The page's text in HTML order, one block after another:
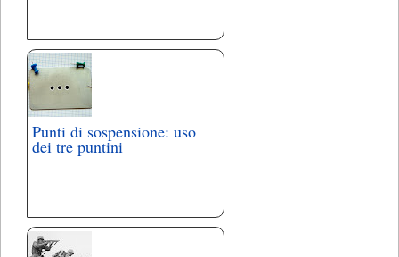
Punti di sospensione: uso
dei tre puntini